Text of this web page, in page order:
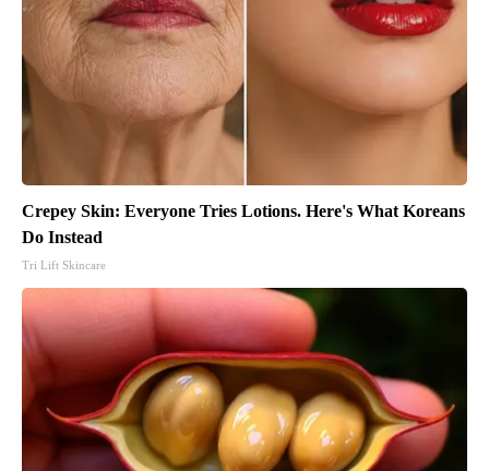
Crepey Skin: Everyone Tries Lotions. Here's What Koreans
Do Instead
Tri Lift Skincare